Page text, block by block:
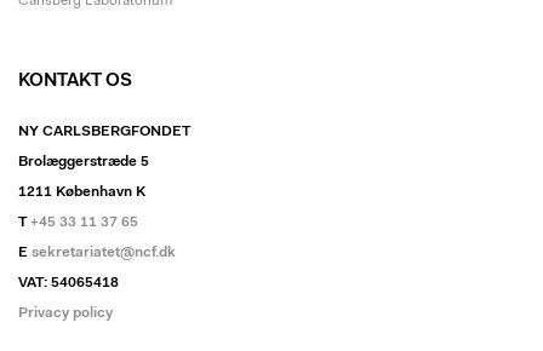
KONTAKT OS
NY CARLSBERGFONDET
Brolæggerstræde 5
1211 København K
T+45 33 11 37 65
E sekretariatet@ncf.dk
VAT: 54065418
Privacy policy